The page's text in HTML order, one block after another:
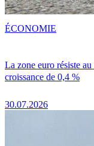
La zone euro résiste
croissance de 0,4 %
30.07.2026
ÉCONOMIE